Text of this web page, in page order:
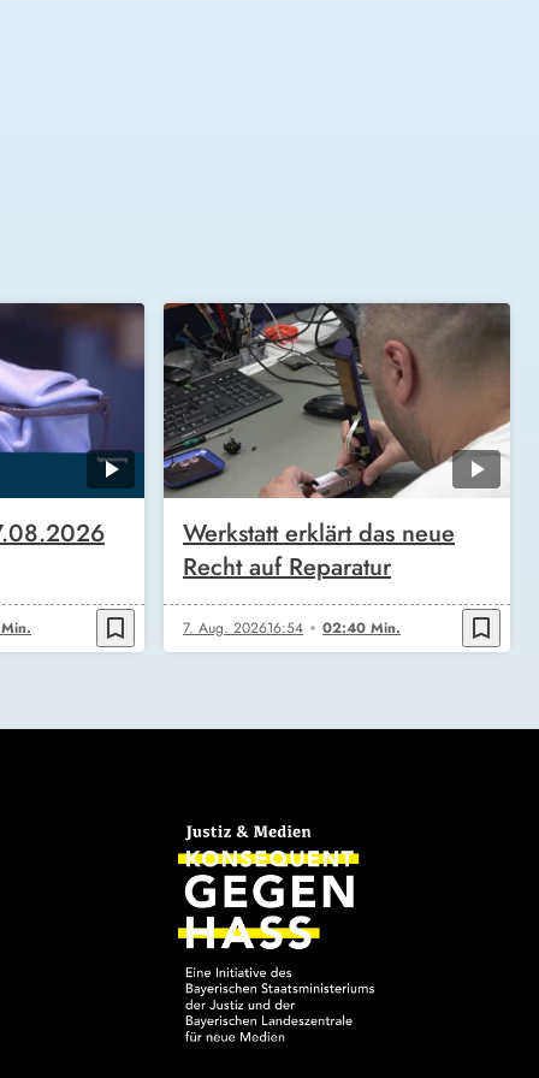
bookmark_border
Werkstatt erklärt das neue
Recht auf Reparatur
7. Aug. 202616:54 02:40 Min. bookmark_border